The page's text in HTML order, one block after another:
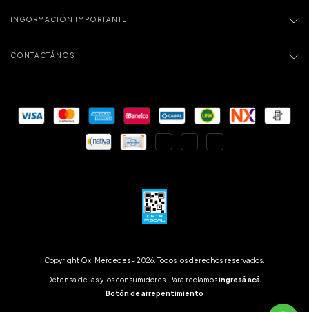
INGORMACIÓN IMPORTANTE
CONTACTÁNOS
Copyright Oxi Mercedes - 2026. Todos los derechos reservados.
Defensa de las y los consumidores. Para reclamosingresá acá.
Botón de arrepentimiento